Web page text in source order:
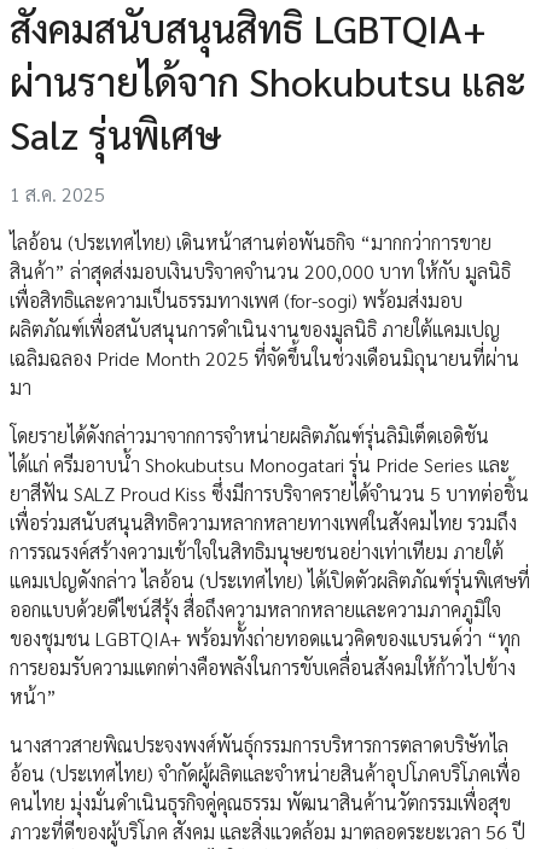
สังคมสนับสนุนสิทธิ LGBTQIA+
ผ่านรายได้จาก Shokubutsu และ
Salz รุ่นพิเศษ
1 ส.ค. 2025
ไลอ้อน (ประเทศไทย) เดินหน้าสานต่อพันธกิจ “มากกว่าการขาย
สินค้า” ล่าสุดส่งมอบเงินบริจาคจำนวน 200,000 บาท ให้กับ มูลนิธิ
เพื่อสิทธิและความเป็นธรรมทางเพศ (for-sogi) พร้อมส่งมอบ
ผลิตภัณฑ์เพื่อสนับสนุนการดำเนินงานของมูลนิธิ ภายใต้แคมเปญ
เฉลิมฉลอง Pride Month 2025 ที่จัดขึ้นในช่วงเดือนมิถุนายนที่ผ่าน
มา
โดยรายได้ดังกล่าวมาจากการจำหน่ายผลิตภัณฑ์รุ่นลิมิเต็ดเอดิชัน
ได้แก่ ครีมอาบน้ำ Shokubutsu Monogatari รุ่น Pride Series และ
ยาสีฟัน SALZ Proud Kiss ซึ่งมีการบริจาครายได้จำนวน 5 บาทต่อชิ้น
เพื่อร่วมสนับสนุนสิทธิความหลากหลายทางเพศในสังคมไทย รวมถึง
การรณรงค์สร้างความเข้าใจในสิทธิมนุษยชนอย่างเท่าเทียม ภายใต้
แคมเปญดังกล่าว ไลอ้อน (ประเทศไทย) ได้เปิดตัวผลิตภัณฑ์รุ่นพิเศษที่
ออกแบบด้วยดีไซน์สีรุ้ง สื่อถึงความหลากหลายและความภาคภูมิใจ
ของชุมชน LGBTQIA+ พร้อมทั้งถ่ายทอดแนวคิดของแบรนด์ว่า “ทุก
การยอมรับความแตกต่างคือพลังในการขับเคลื่อนสังคมให้ก้าวไปข้าง
หน้า”
นางสาวสายพิณประจงพงศ์พันธุ์กรรมการบริหารการตลาดบริษัทไล
อ้อน (ประเทศไทย) จำกัดผู้ผลิตและจำหน่ายสินค้าอุปโภคบริโภคเพื่อ
คนไทย มุ่งมั่นดำเนินธุรกิจคู่คุณธรรม พัฒนาสินค้านวัตกรรมเพื่อสุข
ภาวะที่ดีของผู้บริโภค สังคม และสิ่งแวดล้อม มาตลอดระยะเวลา 56 ปี